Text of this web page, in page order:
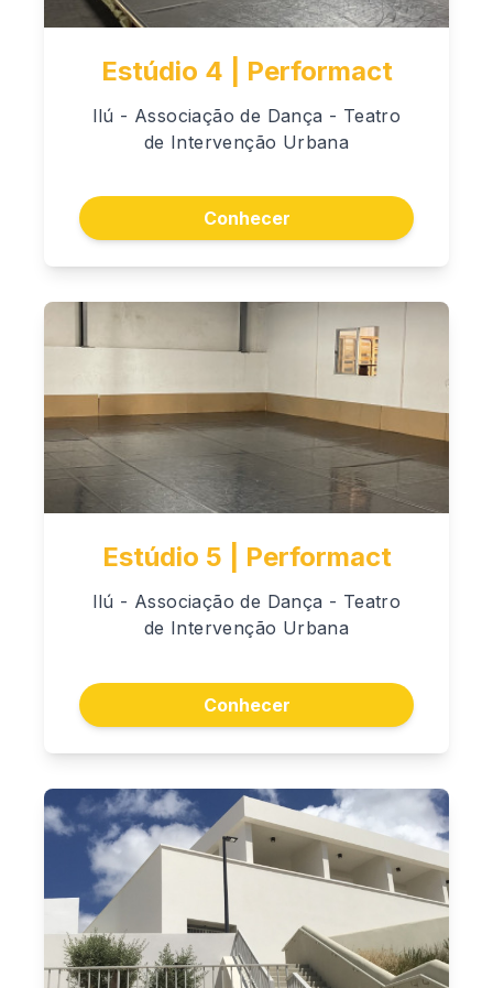
Estúdio 4 | Performact
Ilú - Associação de Dança - Teatro
de Intervenção Urbana
Conhecer
Estúdio 5 | Performact
Ilú - Associação de Dança - Teatro
de Intervenção Urbana
Conhecer